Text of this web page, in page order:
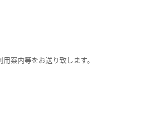
案内等をお送り致します。